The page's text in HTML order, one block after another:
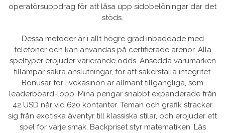
operatörsuppdrag för att låsa upp sidobelöningar där det
stöds.
Dessa metoder är i allt högre grad inbäddade med
telefoner och kan användas på certifierade arenor. Alla
speltyper erbjuder varierande odds. Ansedda varumärken
tillämpar säkra anslutningar, för att säkerställa integritet.
Bonusar för livekasinon är allmänt tillgängliga, som
leaderboard-lopp. Mina pengar snabbt expanderade från
42 USD når vid 620 kontanter. Teman och grafik sträcker
sig från exotiska äventyr till klassiska stilar, och erbjuder ett
spel för varje smak. Backpriset styr matematiken. Läs